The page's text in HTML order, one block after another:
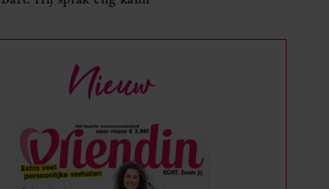
Nieuw